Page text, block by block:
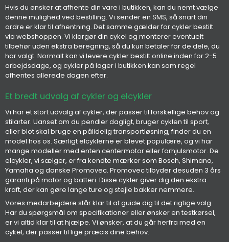
Hvis du ønsker at afhente din vare i butikken, kan du nemt vælge
denne mulighed ved bestilling. Vi sender en SMS, så snart din
ordre er klar til afhentning. Det samme gælder for cykler bestilt
via webshoppen. Vi klargør din cykel og monterer eventuelt
tilbehør uden ekstra beregning, så du kun betaler for de dele, du
har valgt. Normalt kan vi levere cykler bestilt online inden for 2-5
arbejdsdage, og cykler på lager i butikken kan som regel
afhentes allerede dagen efter.
Et bredt udvalg af cykler og elcykler
Vi har et stort udvalg af cykler, der passer til forskellige behov og
stilarter. Uanset om du pendler dagligt, bruger cyklen til sport,
eller blot skal bruge en pålidelig transportløsning, finder du en
model hos os. Særligt elcyklerne er blevet populære, og vi har
mange modeller med enten centermotor eller forhjulsmotor. De
elcykler, vi sælger, er fra kendte mærker som Bosch, Shimano,
Yamaha og danske Promovec. Promovec tilbyder desuden 3 års
garanti på motor og batteri. Disse cykler giver dig den ekstra
kraft, der kan gøre lange ture og stejle bakker nemmere.
Vores medarbejdere står klar til at guide dig til det rigtige valg.
Har du spørgsmål om specifikationer eller ønsker en testkørsel,
er vi altid klar til at hjælpe. Vi ønsker, at du går herfra med en
cykel, der passer til lige præcis dine behov.